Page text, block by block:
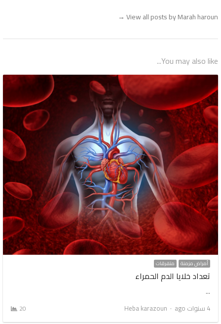
View all posts by Marah haroun
→
You may also like...
أمراض مزمنة متفرقات
تعداد خلايا الدم الحمراء
…
4 سنوات ago
Author
Heba karazoun
20